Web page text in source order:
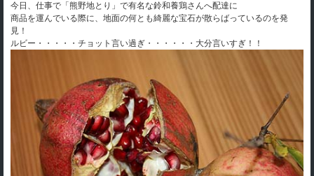
今日、仕事で「熊野地とり」で有名な鈴和養鶏さんへ配達に
商品を運んでいる際に、地面の何とも綺麗な宝石が散らばっているのを発
見！
ルビー・・・・・チョット言い過ぎ・・・・・・大分言いすぎ！！